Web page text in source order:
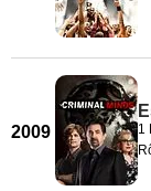
2009 1